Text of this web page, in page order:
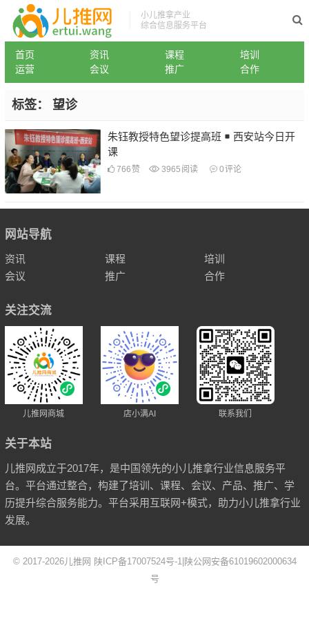
小儿推拿产业
综合信息服务平台
首页 资讯 课程
培训
运营
会议 推广 合作
标签： 望诊
朱钰教授特色望诊提高班
西安站今日开
课
766 赞 3965 阅读 0评论
网站导航
资讯 课程
培训
会议
推广 合作
关注交流
儿推网商城 店小满AI 联系我们
关于本站
儿推网成立于2017年，是中国领先的小儿推拿行业信息服务平
台。平台通过整合，构建了培训、课程、会议、产品、推广、学
历提升综合服务能力。平台采用互联网+模式，助力小儿推拿行业
发展。
© 2017-2026儿推网 陕ICP备17007524号-1 |陕公网安备61019602000634
号